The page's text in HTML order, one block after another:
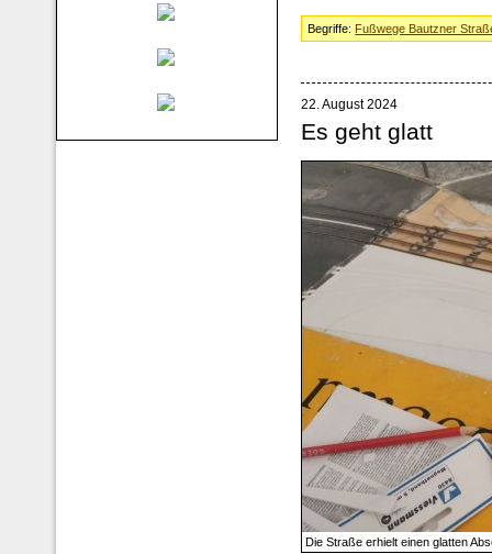
Begriffe: Fußwege Bautzner
22. August 2024
Es geht glatt
Die Straße erhielt einen glatten